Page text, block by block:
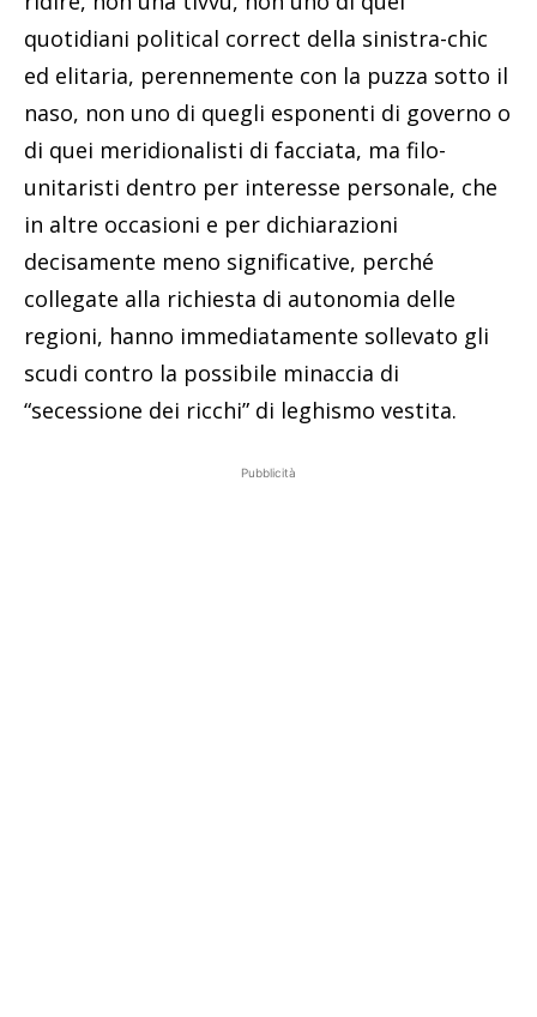
quotidiani political correct della sinistra-chic
ed elitaria, perennemente con la puzza sotto il
naso, non uno di quegli esponenti di governo o
di quei meridionalisti di facciata, ma filo-
unitaristi dentro per interesse personale, che
in altre occasioni e per dichiarazioni
decisamente meno significative, perché
collegate alla richiesta di autonomia delle
regioni, hanno immediatamente sollevato gli
scudi contro la possibile minaccia di
“secessione dei ricchi” di leghismo vestita.
Pubblicità